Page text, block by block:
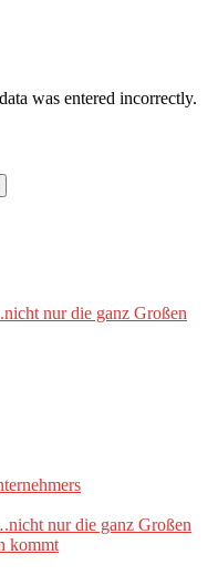
was entered incorrectly.
nur die ganz Großen
nur die ganz Großen
kommt